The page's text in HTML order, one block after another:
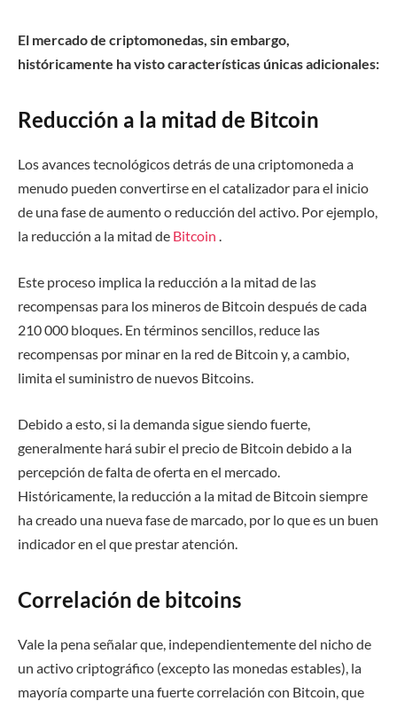
El mercado de criptomonedas, sin embargo,
históricamente ha visto características únicas adicionales:
Reducción a la mitad de Bitcoin
Los avances tecnológicos detrás de una criptomoneda a
menudo pueden convertirse en el catalizador para el inicio
de una fase de aumento o reducción del activo. Por ejemplo,
la reducción a la mitad de Bitcoin .
Este proceso implica la reducción a la mitad de las
recompensas para los mineros de Bitcoin después de cada
210 000 bloques. En términos sencillos, reduce las
recompensas por minar en la red de Bitcoin y, a cambio,
limita el suministro de nuevos Bitcoins.
Debido a esto, si la demanda sigue siendo fuerte,
generalmente hará subir el precio de Bitcoin debido a la
percepción de falta de oferta en el mercado.
Históricamente, la reducción a la mitad de Bitcoin siempre
ha creado una nueva fase de marcado, por lo que es un buen
indicador en el que prestar atención.
Correlación de bitcoins
Vale la pena señalar que, independientemente del nicho de
un activo criptográfico (excepto las monedas estables), la
mayoría comparte una fuerte correlación con Bitcoin, que